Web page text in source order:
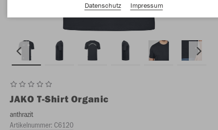
JAKO T-Shirt Organic
anthrazit
Artikelnummer: C6120
Datenschutz
Impressum